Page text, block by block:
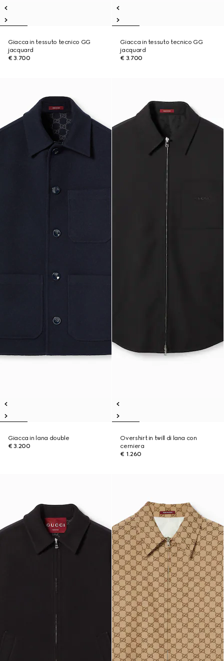
Giacca in tessuto tecnico GG
jacquard
€ 3.700
Giacca in tessuto tecnico GG
jacquard
€ 3.700
Giacca in lana double
€ 3.200
Overshirt in twill di lana con
cerniera
€ 1.260